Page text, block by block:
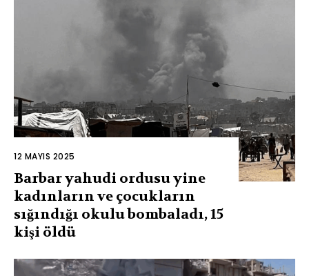
12 MAYIS 2025
Barbar yahudi ordusu yine
kadınların ve çocukların
sığındığı okulu bombaladı, 15
kişi öldü